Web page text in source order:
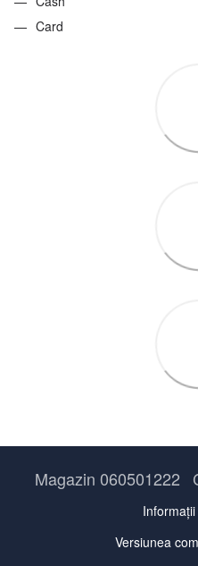
Card
Magazin 060501222
Versiunea